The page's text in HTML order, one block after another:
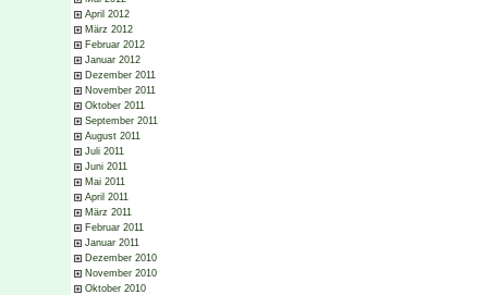
April 2012
März 2012
Februar 2012
Januar 2012
Dezember 2011
November 2011
Oktober 2011
September 2011
August 2011
Juli 2011
Juni 2011
Mai 2011
April 2011
März 2011
Februar 2011
Januar 2011
Dezember 2010
November 2010
Oktober 2010